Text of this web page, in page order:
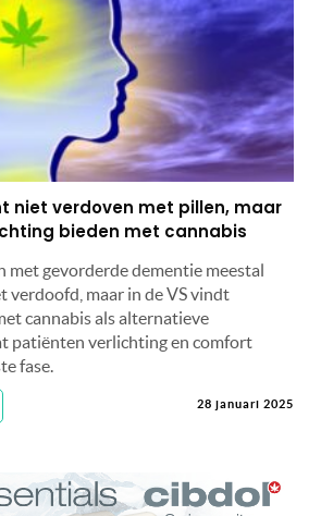
niet verdoven met pillen, maar
bieden met cannabis
met gevorderde dementie meestal
verdoofd, maar in de VS vindt
cannabis als alternatieve
patiënten verlichting en comfort
fase.
28 januari 2025